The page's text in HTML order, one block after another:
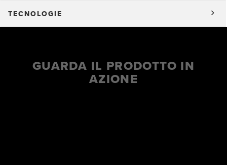
TECNOLOGIE
GUARDA IL PRODOTTO IN
AZIONE